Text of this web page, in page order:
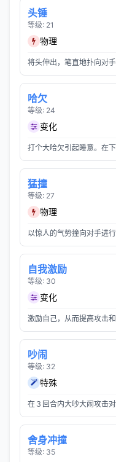
头锤
等级: 21
物理
将头伸出，笔直地扑向对
哈欠
等级: 24
变化
打个大哈欠引起睡意。在
猛撞
等级: 27
物理
以惊人的气势撞向对手进
自我激励
等级: 30
变化
激励自己，从而提高攻击和
吵闹
等级: 32
特殊
在３回合内大吵大闹攻击
舍身冲撞
等级: 35